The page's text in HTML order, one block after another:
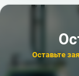
4.5
Оставьте